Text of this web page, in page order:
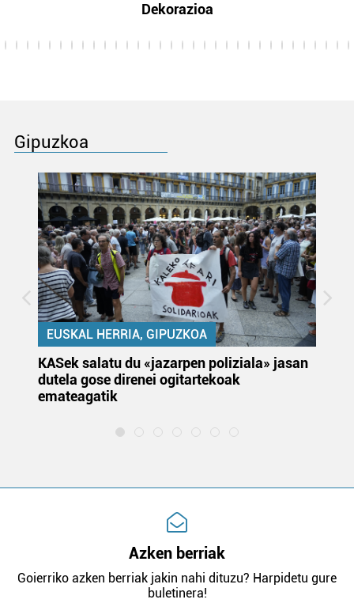
Dekorazioa
Gipuzkoa
EUSKAL HERRIA, GIPUZKOA
KASek salatu du «jazarpen poliziala» jasan
dutela gose direnei ogitartekoak
emateagatik
Azken berriak
Goierriko azken berriak jakin nahi dituzu? Harpidetu gure
buletinera!